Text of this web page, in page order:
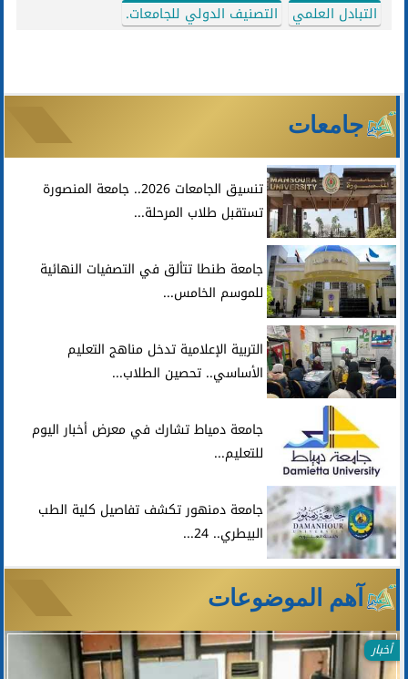
التبادل العلمي
التصنيف الدولي للجامعات.
جامعات
تنسيق الجامعات 2026.. جامعة المنصورة
تستقبل طلاب المرحلة...
جامعة طنطا تتألق في التصفيات النهائية
للموسم الخامس...
التربية الإعلامية تدخل مناهج التعليم
الأساسي.. تحصين الطلاب...
جامعة دمياط تشارك في معرض أخبار اليوم
للتعليم...
جامعة دمنهور تكشف تفاصيل كلية الطب
البيطري.. 24...
آهم الموضوعات
أخبار